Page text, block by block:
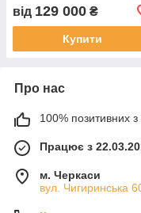
mirror SHOWplus SM-03
від 129 000 ₴
Купити
Про нас
100% позитивних з
Працює з
м. Черкаси
вул. Чигиринська